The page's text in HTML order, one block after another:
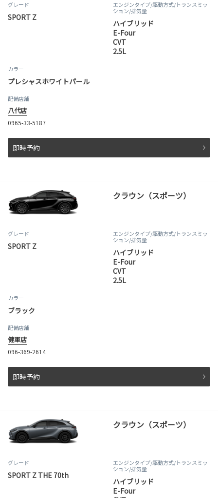
グレード
SPORT Z
エンジンタイプ/駆動方式/トランスミッ
ション/排気量
ハイブリッド
E-Four
CVT
2.5L
カラー
プレシャスホワイトパール
配備店舗
八代店
0965-33-5187
即時予約
クラウン（スポーツ）
グレード
SPORT Z
エンジンタイプ/駆動方式/トランスミッ
ション/排気量
ハイブリッド
E-Four
CVT
2.5L
カラー
ブラック
配備店舗
健軍店
096-369-2614
即時予約
クラウン（スポーツ）
グレード
SPORT Z THE 70th
エンジンタイプ/駆動方式/トランスミッ
ション/排気量
ハイブリッド
E-Four